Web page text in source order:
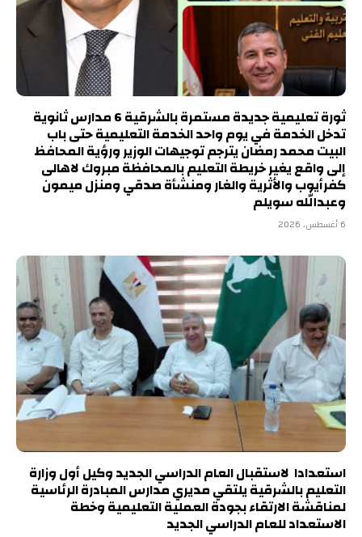
ثورة تعليمية جديدة مستمرة بالشرقية 6 مدارس ثانوية
تدخل الخدمة في يوم واحد الخدمة التعليمية حتى باب
البيت محمد رمضان يترجم توجيهات الوزير ورؤية المحافظ
إلى واقع يغير خريطة التعليم بالمحافظة مبروك لاهالى
كفرأيوب والأثرية والغار ومنشأة صدقي ومنزل ميمون
وعبدالله سويلم
6 أغسطس، 2026
استعدادا لاستقبال العام الدراسي الجديد وكيل أول وزارة
التعليم بالشرقية يلتقي مديري مدارس المبادرة الرئاسية
لمناقشة الارتقاء بجودة العملية التعليمية وخطة
الاستعداد للعام الدراسي الجديد